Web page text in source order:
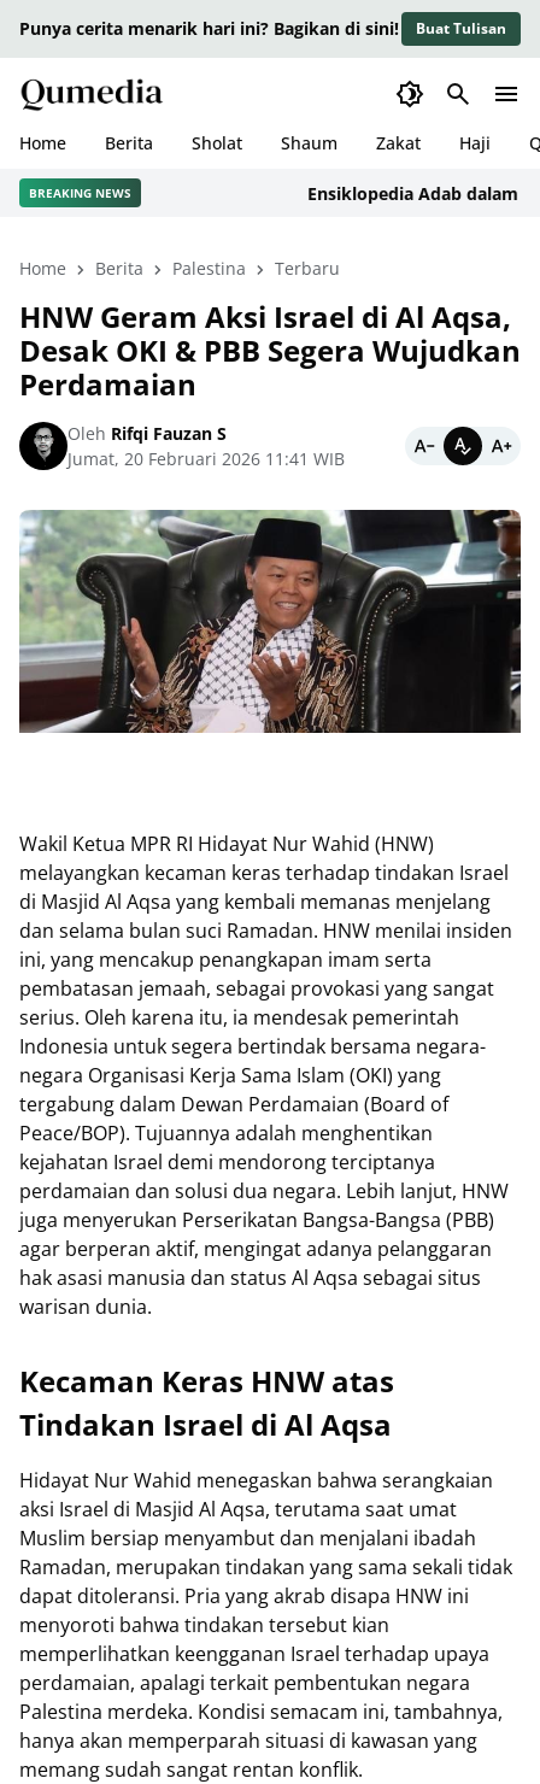
Punya cerita menarik hari ini? Bagikan di sini! Buat Tulisan
Home Berita Sholat Shaum Zakat Haji
BREAKING NEWS Ensiklopedia Adab dalam
Home Berita Palestina Terbaru
HNW Geram Aksi Israel di Al Aqsa,
Desak OKI & PBB Segera Wujudkan
Perdamaian
Oleh Rifqi Fauzan S
Jumat, 20 Februari 2026 11:41 WIB
Wakil Ketua MPR RI Hidayat Nur Wahid (HNW)
melayangkan kecaman keras terhadap tindakan Israel
di Masjid Al Aqsa yang kembali memanas menjelang
dan selama bulan suci Ramadan. HNW menilai insiden
ini, yang mencakup penangkapan imam serta
pembatasan jemaah, sebagai provokasi yang sangat
serius. Oleh karena itu, ia mendesak pemerintah
Indonesia untuk segera bertindak bersama negara-
negara Organisasi Kerja Sama Islam (OKI) yang
tergabung dalam Dewan Perdamaian (Board of
Peace/BOP). Tujuannya adalah menghentikan
kejahatan Israel demi mendorong terciptanya
perdamaian dan solusi dua negara. Lebih lanjut, HNW
juga menyerukan Perserikatan Bangsa-Bangsa (PBB)
agar berperan aktif, mengingat adanya pelanggaran
hak asasi manusia dan status Al Aqsa sebagai situs
warisan dunia.
Kecaman Keras HNW atas
Tindakan Israel di Al Aqsa
Hidayat Nur Wahid menegaskan bahwa serangkaian
aksi Israel di Masjid Al Aqsa, terutama saat umat
Muslim bersiap menyambut dan menjalani ibadah
Ramadan, merupakan tindakan yang sama sekali tidak
dapat ditoleransi. Pria yang akrab disapa HNW ini
menyoroti bahwa tindakan tersebut kian
memperlihatkan keengganan Israel terhadap upaya
perdamaian, apalagi terkait pembentukan negara
Palestina merdeka. Kondisi semacam ini, tambahnya,
hanya akan memperparah situasi di kawasan yang
memang sudah sangat rentan konflik.